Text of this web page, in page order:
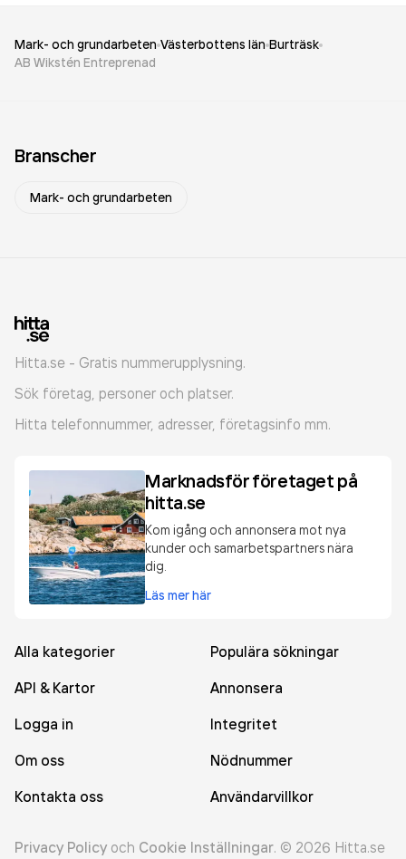
Mark- och grundarbeten Västerbottens län Burträsk
AB Wikstén Entreprenad
Branscher
Mark- och grundarbeten
Hitta.se - Gratis nummerupplysning.
Sök företag, personer och platser.
Hitta telefonnummer, adresser, företagsinfo mm.
Marknadsför företaget på
hitta.se
Kom igång och annonsera mot nya
kunder och samarbetspartners nära
dig.
Läs mer här
Alla kategorier
Populära sökningar
API & Kartor
Annonsera
Logga in
Integritet
Om oss
Nödnummer
Kontakta oss
Användarvillkor
Privacy Policy och Cookie Inställningar. © 2026 Hitta.se